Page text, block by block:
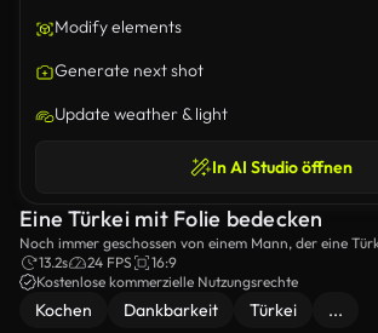
Modify elements
Generate next shot
Update weather & light
In AI Studio öffnen
Eine Türkei mit Folie bedecken
Noch immer geschossen von einem Mann, der eine
13.2s
24 FPS
16:9
Kostenlose kommerzielle Nutzungsrechte
Kochen Dankbarkeit Türkei ...